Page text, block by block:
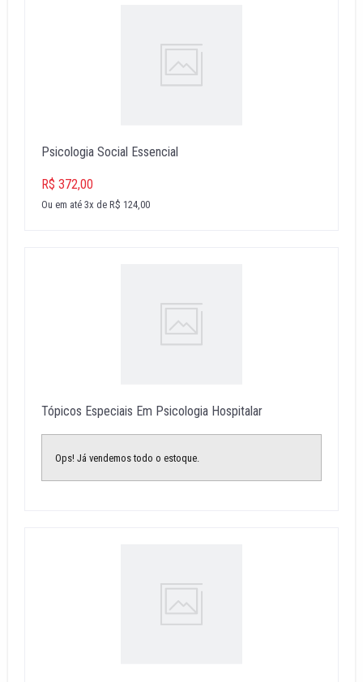
Psicologia Social Essencial
R$ 372,00
Ou em até 3x de R$ 124,00
Tópicos Especiais Em Psicologia Hospitalar
Ops! Já vendemos todo o estoque.